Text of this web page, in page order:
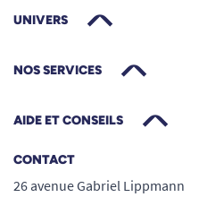
UNIVERS
NOS SERVICES
AIDE ET CONSEILS
CONTACT
26 avenue Gabriel Lippmann